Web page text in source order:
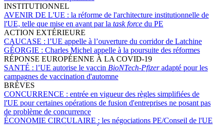
INSTITUTIONNEL
AVENIR DE L'UE : la réforme de l'architecture institutionnelle de
l'UE, telle que mise en avant par la task force du PE
ACTION EXTÉRIEURE
CAUCASE : l’UE appelle à l’ouverture du corridor de Latchine
GÉORGIE : Charles Michel appelle à la poursuite des réformes
RÉPONSE EUROPÉENNE À LA COVID-19
SANTÉ : l’UE autorise le vaccin BioNTech-Pfizeradapté pour les
campagnes de vaccination d'automne
BRÈVES
CONCURRENCE : entrée en vigueur des règles simplifiées de
l'UE pour certaines opérations de fusion d'entreprises ne posant pas
de problème de concurrence
ÉCONOMIE CIRCULAIRE : les négociations PE/Conseil de l'UE